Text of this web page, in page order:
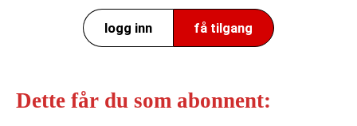
logg inn få tilgang
Dette får du som abonnent: